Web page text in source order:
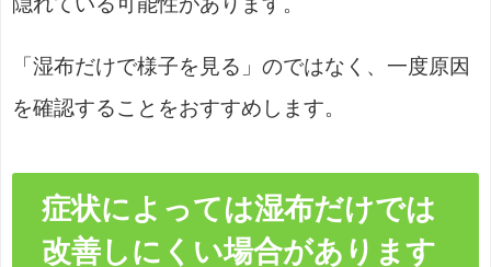
「湿布だけで様子を見る」のではなく、一度原因
を確認することをおすすめします。
症状によっては湿布だけでは
改善しにくい場合があります